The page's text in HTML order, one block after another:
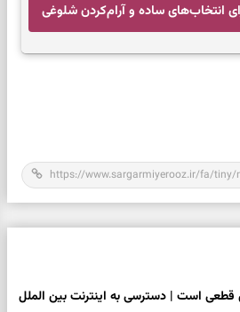
انتخاب‌های ساده و آرام‌کردن شلوغی
قطعی است | دسترسی به اینترنت بین الملل